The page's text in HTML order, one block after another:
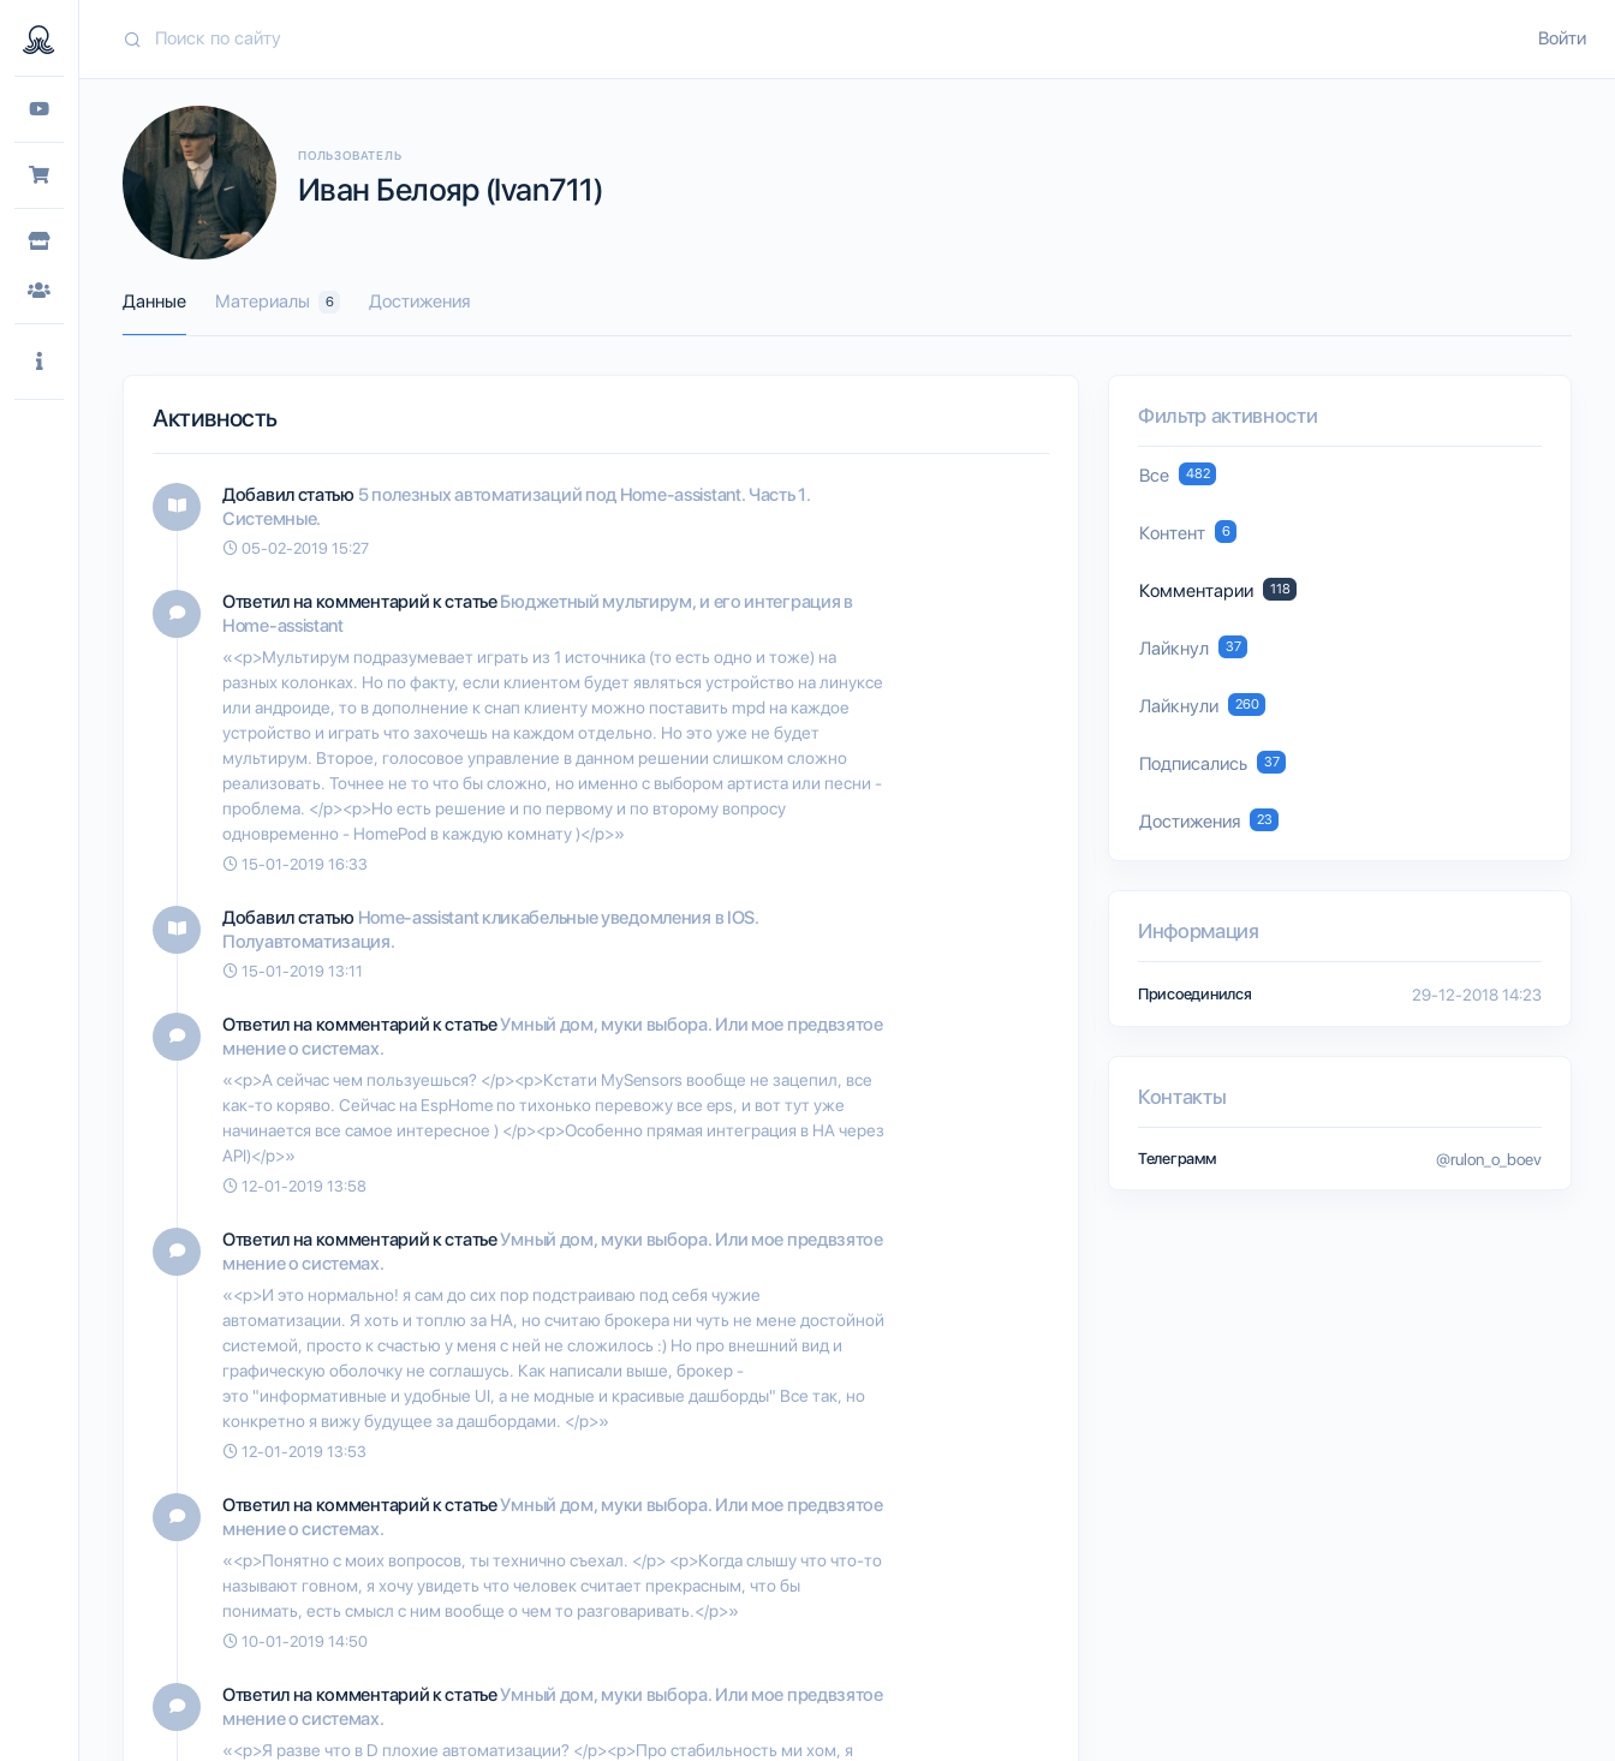
Войти
ПОЛЬЗОВАТЕЛЬ
Иван Белояр (Ivan711)
Данные Материалы 6 Достижения
Активность
Добавил статью 5 полезных автоматизаций под Home-assistant. Часть 1.
Системные.
05-02-2019 15:27
Ответил на комментарий к статьеБюджетный мультирум, и его интеграция в
Home-assistant
«<p>Мультирум подразумевает играть из 1 источника (то есть одно и тоже) на
разных колонках. Но по факту, если клиентом будет являться устройство на линуксе
или андроиде, то в дополнение к снап клиенту можно поставить mpd на каждое
устройство и играть что захочешь на каждом отдельно. Но это уже не будет
мультирум. Второе, голосовое управление в данном решении слишком сложно
реализовать. Точнее не то что бы сложно, но именно с выбором артиста или песни -
проблема. </p><p>Но есть решение и по первому и по второму вопросу
одновременно - HomePod в каждую комнату )</p>»
15-01-2019 16:33
Добавил статью Home-assistant кликабельные уведомления в IOS.
Полуавтоматизация.
15-01-2019 13:11
Ответил на комментарий к статьеУмный дом, муки выбора. Или мое предвзятое
мнение о системах.
«<p>А сейчас чем пользуешься? </p><p>Кстати MySensors вообще не зацепил, все
как-то коряво. Сейчас на EspHome по тихонько перевожу все eps, и вот тут уже
начинается все самое интересное ) </p><p>Особенно прямая интеграция в HA через
API)</p>»
12-01-2019 13:58
Ответил на комментарий к статьеУмный дом, муки выбора. Или мое предвзятое
мнение о системах.
«<p>И это нормально! я сам до сих пор подстраиваю под себя чужие
автоматизации. Я хоть и топлю за HA, но считаю брокера ни чуть не мене достойной
системой, просто к счастью у меня с ней не сложилось :) Но про внешний вид и
графическую оболочку не соглашусь. Как написали выше, брокер -
это "информативные и удобные UI, а не модные и красивые дашборды" Все так, но
конкретно я вижу будущее за дашбордами. </p>»
12-01-2019 13:53
Ответил на комментарий к статьеУмный дом, муки выбора. Или мое предвзятое
мнение о системах.
«<p>Понятно с моих вопросов, ты технично съехал. </p> <p>Когда слышу что что-то
называют говном, я хочу увидеть что человек считает прекрасным, что бы
понимать, есть смысл с ним вообще о чем то разговаривать.</p>»
10-01-2019 14:50
Ответил на комментарий к статьеУмный дом, муки выбора. Или мое предвзятое
мнение о системах.
«<p>Я разве что в D плохие автоматизации? </p><p>Про стабильность ми хом, я
Фильтр активности
Все 482
Контент 6
Комментарии 118
Лайкнул 37
Лайкнули 260
Подписались 37
Достижения 23
Информация
Присоединился 29-12-2018 14:23
Контакты
Телеграмм @rulon_o_boev